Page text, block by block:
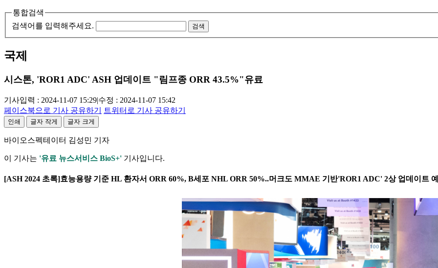
통합검색
검색어를 입력해주세요.
검색
국제
시스톤, 'ROR1 ADC' ASH 업데이트 "림프종 ORR 43.5%"유료
기사입력 : 2024-11-07 15:29|수정 : 2024-11-07 15:42
페이스북으로 기사 공유하기
트위터로 기사 공유하기
인쇄 글자 작게 글자 크게
바이오스펙테이터 김성민 기자
이 기사는 '유료 뉴스서비스 BioS+' 기사입니다.
[ASH 2024 초록]효능용량 기준 HL 환자서 ORR 60%, B세포 NHL ORR 50%..머크도 MMAE 기반'ROR1 ADC' 2상 업데이트